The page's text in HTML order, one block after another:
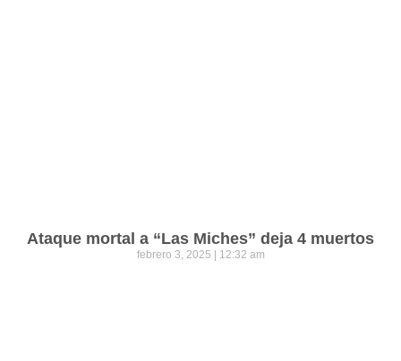
Ataque mortal a “Las Miches” deja 4 muertos
febrero 3, 2025 12:32 am